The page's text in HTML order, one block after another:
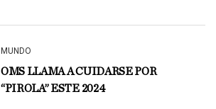
MUNDO
OMS LLAMA A CUIDARSE POR
“PIROLA” ESTE 2024